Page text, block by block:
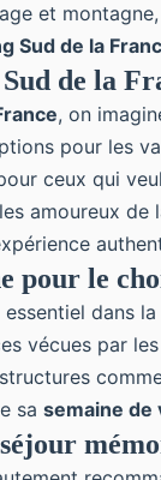
et
Sud de la
de la
, on
pour les
ceux qui
amoureux de
pour le
dans la
vécues par
sa semaine de